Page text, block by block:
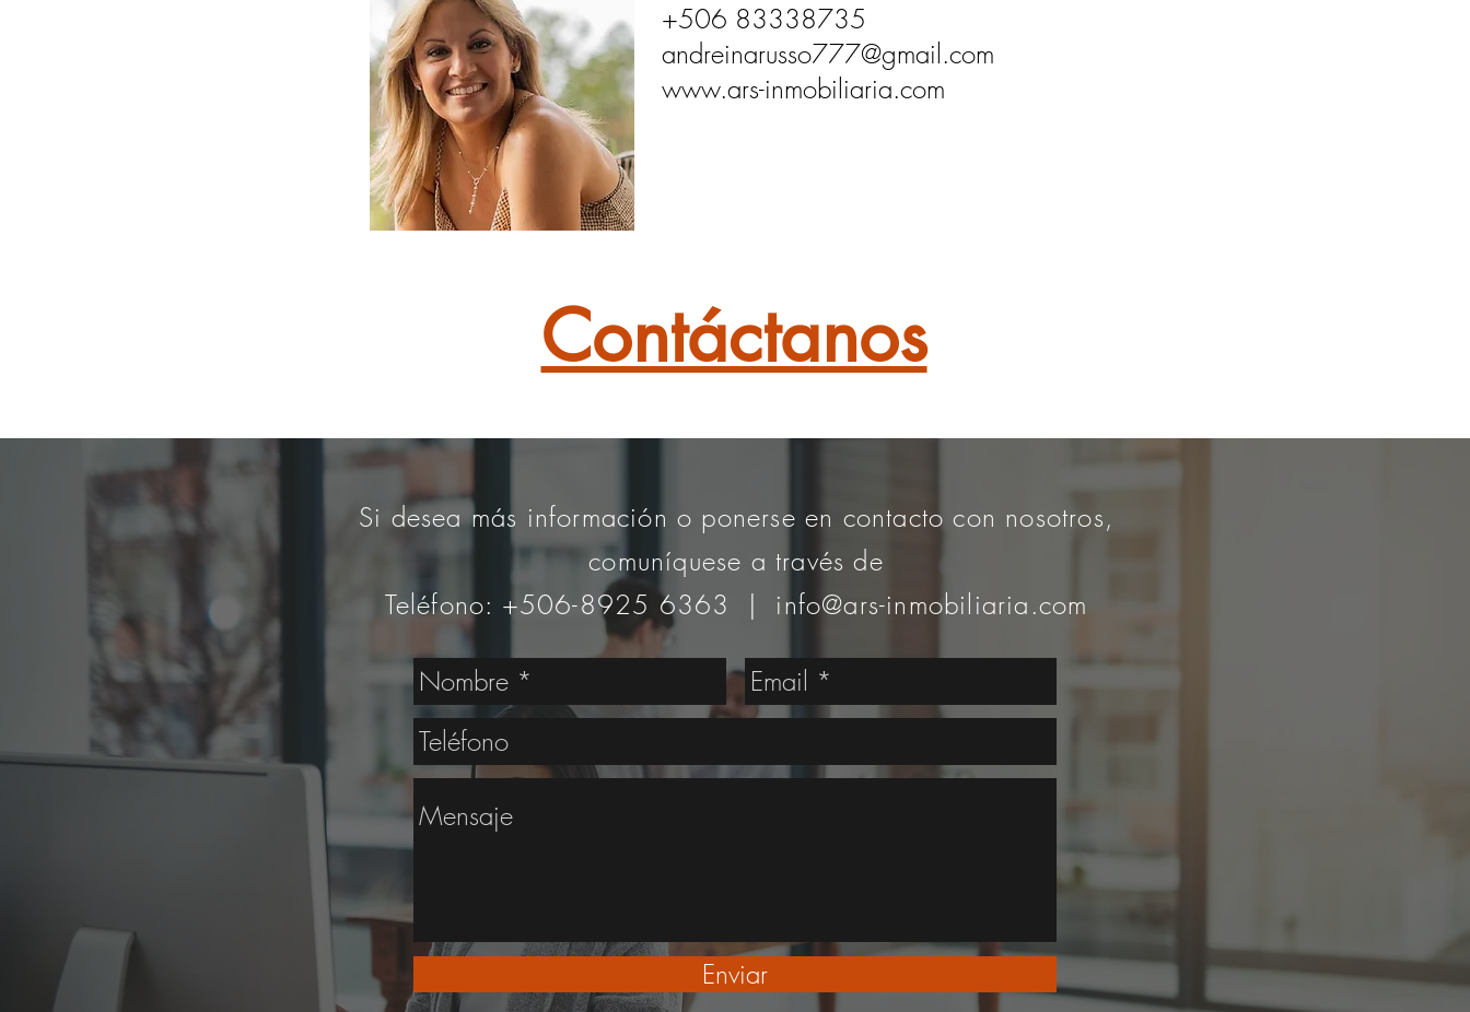
+506 83338735
andreinarusso777@gmail.com
www.ars-inmobiliaria.com
Contáctanos
Si desea más información o ponerse en contacto con nosotros,
comuníquese a través de
Teléfono: +506-8925 6363 | info@ars-inmobiliaria.com
Enviar